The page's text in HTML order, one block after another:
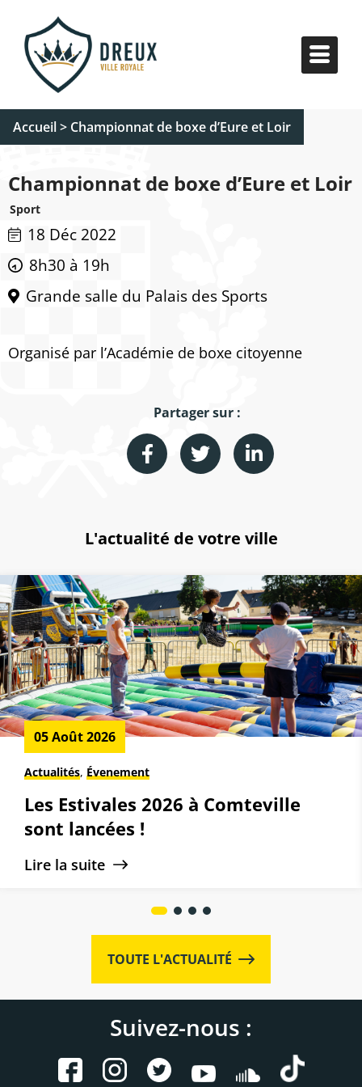
Accueil> Championnat de boxe d’Eure et Loir
Championnat de boxe d’Eure et Loir
Sport
18 Déc 2022
8h30 à 19h
Grande salle du Palais des Sports
Organisé par l’Académie de boxe citoyenne
Partager sur :
L'actualité de votre ville
05 Août 2026
Actualités, Évenement
Les Estivales 2026 à Comteville
sont lancées !
Lire la suite
TOUTE L'ACTUALITÉ
Suivez-nous :